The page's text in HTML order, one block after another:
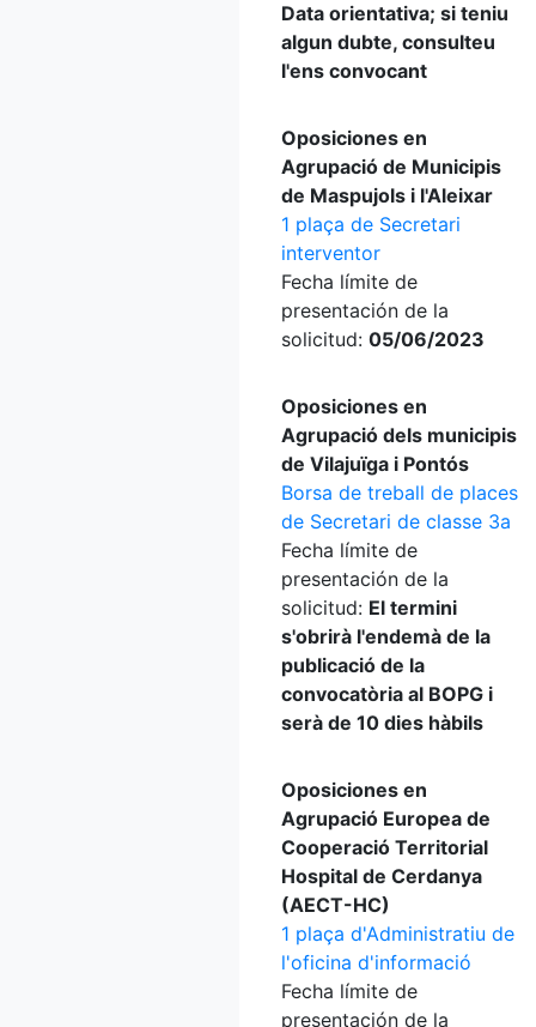
Data orientativa; si teniu
algun dubte, consulteu
l'ens convocant
Oposiciones en
Agrupació de Municipis
de Maspujols i l'Aleixar
1 plaça de Secretari
interventor
Fecha límite de
presentación de la
solicitud: 05/06/2023
Oposiciones en
Agrupació dels municipis
de Vilajuïga i Pontós
Borsa de treball de places
de Secretari de classe 3a
Fecha límite de
presentación de la
solicitud: El termini
s'obrirà l'endemà de la
publicació de la
convocatòria al BOPG i
serà de 10 dies hàbils
Oposiciones en
Agrupació Europea de
Cooperació Territorial
Hospital de Cerdanya
(AECT-HC)
1 plaça d'Administratiu de
l'oficina d'informació
Fecha límite de
presentación de la